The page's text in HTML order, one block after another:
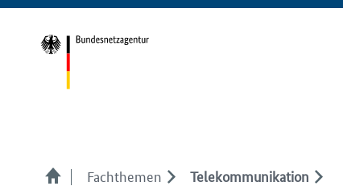
Fachthemen Telekom­munikation